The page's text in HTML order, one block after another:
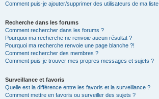
Comment puis-je ajouter/supprimer des utilisateurs de ma liste
Recherche dans les forums
Comment rechercher dans les forums ?
Pourquoi ma recherche ne renvoie aucun résultat ?
Pourquoi ma recherche renvoie une page blanche ?!
Comment rechercher des membres ?
Comment puis-je trouver mes propres messages et sujets ?
Surveillance et favoris
Quelle est la différence entre les favoris et la surveillance ?
Comment mettre en favoris ou surveiller des sujets ?